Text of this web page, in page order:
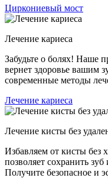
Циркониевый мост
Лечение кариеса
Забудьте о болях! Наше
вернет здоровье вашим
современные методы
Лечение кариеса
Лечение кисты без
Избавляем от кисты
позволяет сохранить
Получите безопасное и